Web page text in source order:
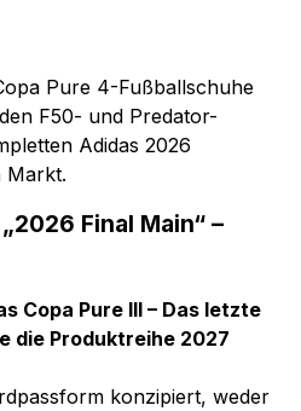
Pure 4-Fußballschuhe
F50- und Predator-
Adidas 2026
Markt.
Final Main“ –
Copa Pure III – Das letzte
die Produktreihe 2027
konzipiert, weder